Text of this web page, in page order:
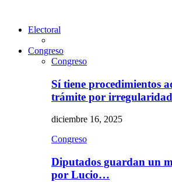
Electoral
Congreso
Congreso
Sí tiene procedimientos
trámite por
diciembre 16, 2025
Congreso
Diputados guardan un
por Lucio…